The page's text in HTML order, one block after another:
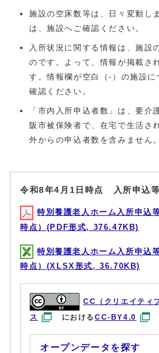
施設の空床数等は、日々変動し
は、施設へご確認ください。
入所状況に関する情報は、施設
のです。よって、情報が掲載さ
す。情報欄が空白（-）の施設
確認ください。
「市内入所申込者数」は、要介
阪市被保険者で、在宅で生活さ
外からの申込者数を含みません。
令和8年4月1日時点 入所申込
特別養護老人ホーム入所申込
時点）(PDF形式, 376.47KB)
特別養護老人ホーム入所申込
時点）(XLSX形式, 36.70KB)
CC（クリエイティ
ス
におけるCC-BY4.0
オープンデータを探す